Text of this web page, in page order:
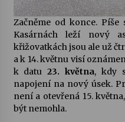
Ozvěny
14. 7. 2026
Za kulturou
odkaz Josefa
13. 7. 2026
Začněme od konce. Píše
Kasárnách leží nový
křižovatkách jsou ale už
a k 14. květnu visí
k datu23. května, kdy
napojení na nový úsek.
není a otevřená 15.
být nemohla.